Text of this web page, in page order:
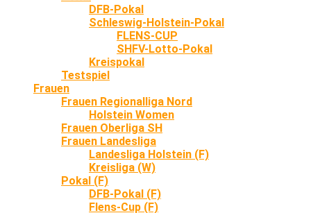
DFB-Pokal
Schleswig-Holstein-Pokal
FLENS-CUP
SHFV-Lotto-Pokal
Kreispokal
Testspiel
Frauen
Frauen Regionalliga Nord
Holstein Women
Frauen Oberliga SH
Frauen Landesliga
Landesliga Holstein (F)
Kreisliga (W)
Pokal (F)
DFB-Pokal (F)
Flens-Cup (F)